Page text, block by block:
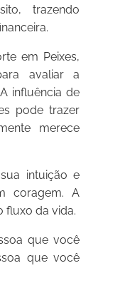
trazendo
em Peixes,
avaliar a
influência de
pode trazer
merece
intuição e
coragem. A
fluxo da vida.
que você
que você